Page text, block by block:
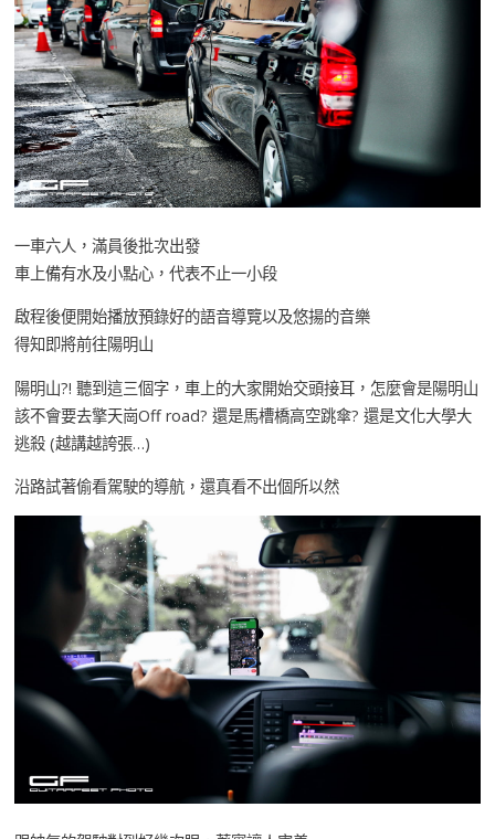
一車六人，滿員後批次出發
車上備有水及小點心，代表不止一小段
啟程後便開始播放預錄好的語音導覽以及悠揚的音樂
得知即將前往陽明山
陽明山?! 聽到這三個字，車上的大家開始交頭接耳，怎麼會是陽明山
該不會要去擎天崗Off road? 還是馬槽橋高空跳傘? 還是文化大學大
逃殺 (越講越誇張…)
沿路試著偷看駕駛的導航，還真看不出個所以然